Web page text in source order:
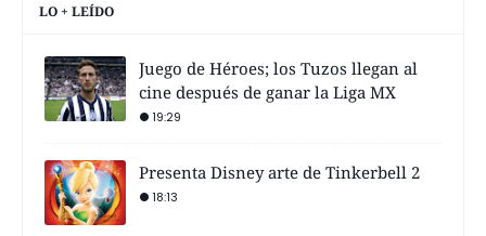
LO + LEÍDO
Juego de Héroes; los Tuzos llegan al
cine después de ganar la Liga MX
19:29
Presenta Disney arte de Tinkerbell 2
18:13